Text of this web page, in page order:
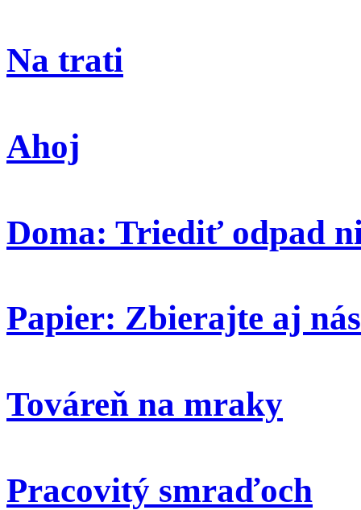
Na trati
Ahoj
Doma: Triediť odpad
Papier: Zbierajte aj
Továreň na mraky
Pracovitý smraďoch